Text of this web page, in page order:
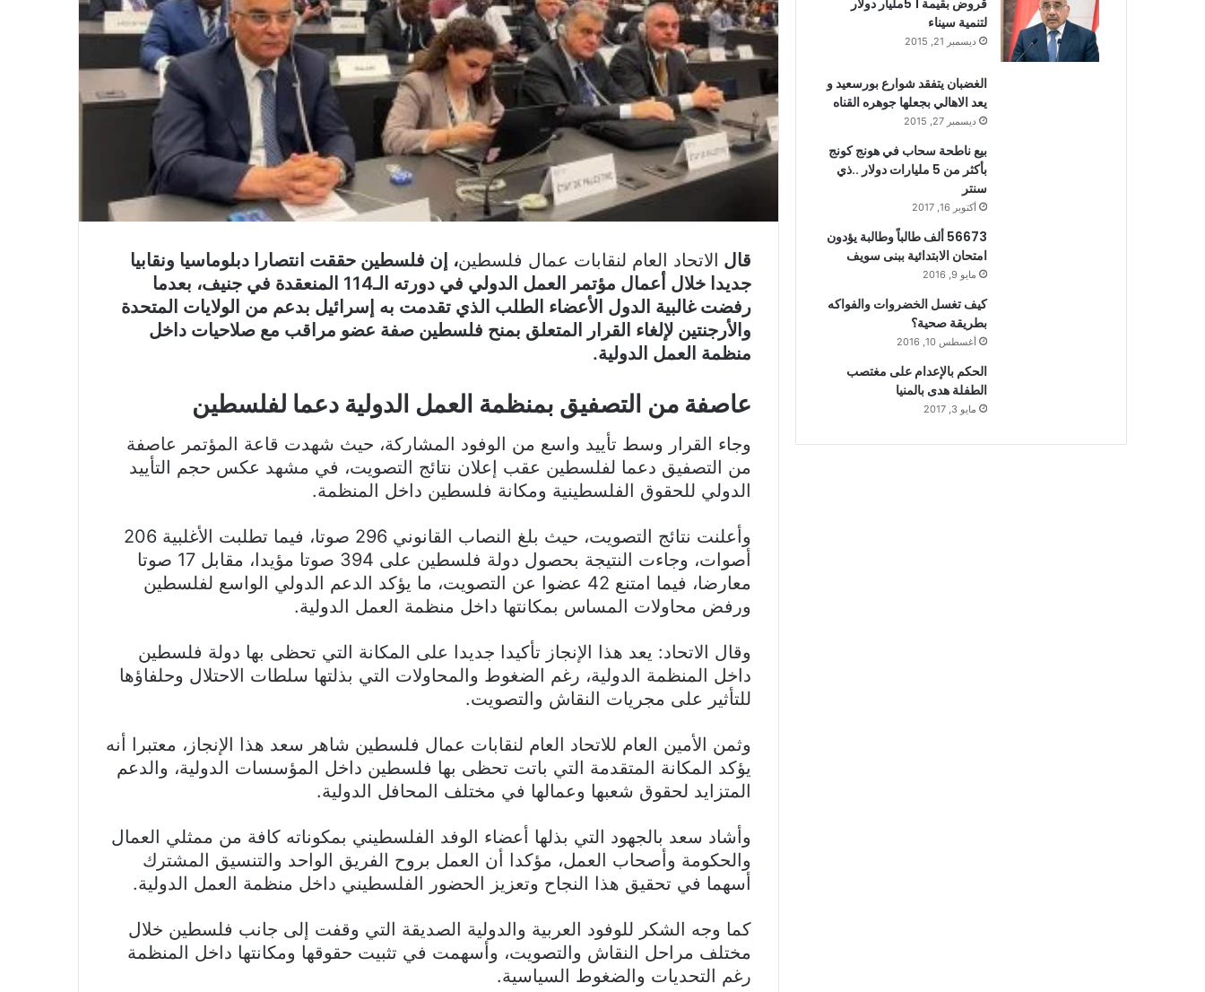
قال الاتحاد العام لنقابات عمال فلسطين، إن فلسطين حققت انتصارا دبلوماسيا ونقابيا
جديدا خلال أعمال مؤتمر العمل الدولي في دورته الـ114 المنعقدة في جنيف، بعدما
رفضت غالبية الدول الأعضاء الطلب الذي تقدمت به إسرائيل بدعم من الولايات المتحدة
والأرجنتين لإلغاء القرار المتعلق بمنح فلسطين صفة عضو مراقب مع صلاحيات داخل
منظمة العمل الدولية.
عاصفة من التصفيق بمنظمة العمل الدولية دعما لفلسطين
وجاء القرار وسط تأييد واسع من الوفود المشاركة، حيث شهدت قاعة المؤتمر عاصفة
من التصفيق دعما لفلسطين عقب إعلان نتائج التصويت، في مشهد عكس حجم التأييد
الدولي للحقوق الفلسطينية ومكانة فلسطين داخل المنظمة.
وأعلنت نتائج التصويت، حيث بلغ النصاب القانوني 296 صوتا، فيما تطلبت الأغلبية 206
أصوات، وجاءت النتيجة بحصول دولة فلسطين على 394 صوتا مؤيدا، مقابل 17 صوتا
معارضا، فيما امتنع 42 عضوا عن التصويت، ما يؤكد الدعم الدولي الواسع لفلسطين
ورفض محاولات المساس بمكانتها داخل منظمة العمل الدولية.
وقال الاتحاد: يعد هذا الإنجاز تأكيدا جديدا على المكانة التي تحظى بها دولة فلسطين
داخل المنظمة الدولية، رغم الضغوط والمحاولات التي بذلتها سلطات الاحتلال وحلفاؤها
للتأثير على مجريات النقاش والتصويت.
وثمن الأمين العام للاتحاد العام لنقابات عمال فلسطين شاهر سعد هذا الإنجاز، معتبرا أنه
يؤكد المكانة المتقدمة التي باتت تحظى بها فلسطين داخل المؤسسات الدولية، والدعم
المتزايد لحقوق شعبها وعمالها في مختلف المحافل الدولية.
وأشاد سعد بالجهود التي بذلها أعضاء الوفد الفلسطيني بمكوناته كافة من ممثلي العمال
والحكومة وأصحاب العمل، مؤكدا أن العمل بروح الفريق الواحد والتنسيق المشترك
أسهما في تحقيق هذا النجاح وتعزيز الحضور الفلسطيني داخل منظمة العمل الدولية.
كما وجه الشكر للوفود العربية والدولية الصديقة التي وقفت إلى جانب فلسطين خلال
مختلف مراحل النقاش والتصويت، وأسهمت في تثبيت حقوقها ومكانتها داخل المنظمة
رغم التحديات والضغوط السياسية.
قروض بقيمة 1 5مليار دولار
لتنمية سيناء
ديسمبر 21, 2015
الغضبان يتفقد شوارع بورسعيد و
يعد الاهالي بجعلها جوهره القناه
ديسمبر 27, 2015
بيع ناطحة سحاب في هونج كونج
بأكثر من 5 مليارات دولار ..ذي
سنتر
أكتوبر 16, 2017
56673 ألف طالباً وطالبة يؤدون
امتحان الابتدائية ببنى سويف
مايو 9, 2016
كيف تغسل الخضروات والفواكه
بطريقة صحية؟
أغسطس 10, 2016
الحكم بالإعدام على مغتصب
الطفلة هدى بالمنيا
مايو 3, 2017